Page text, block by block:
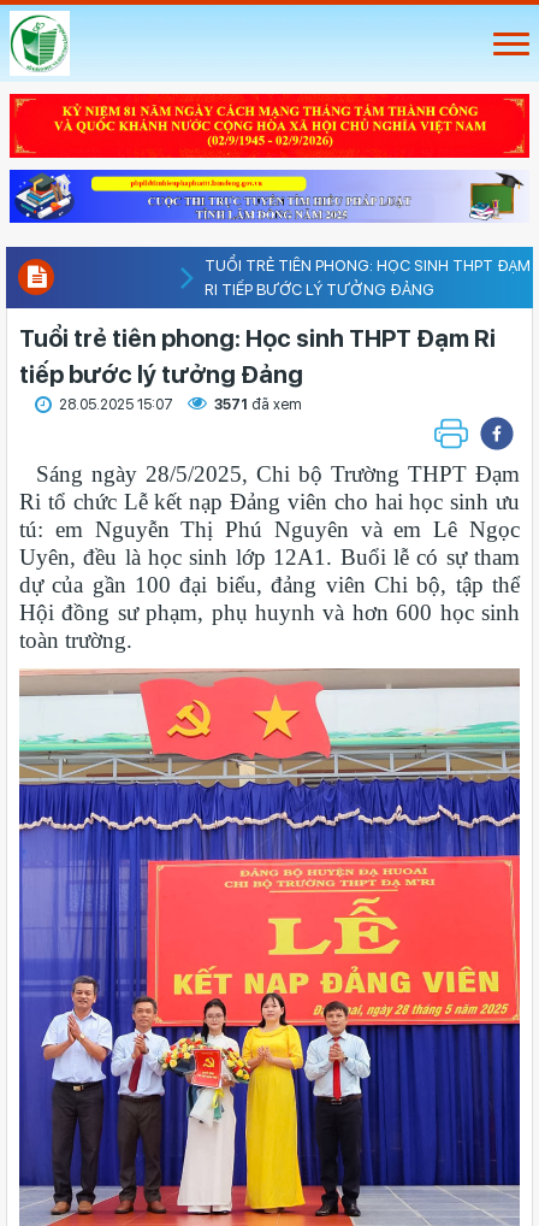
TUỔI TRẺ TIÊN PHONG: HỌC SINH THPT ĐẠM
RI TIẾP BƯỚC LÝ TƯỞNG ĐẢNG
Tuổi trẻ tiên phong: Học sinh THPT Đạm Ri
tiếp bước lý tưởng Đảng
28.05.2025 15:07 3571 đã xem
Sáng ngày 28/5/2025, Chi bộ Trường THPT Đạm
Ri tổ chức Lễ kết nạp Đảng viên cho hai học sinh ưu
tú: em Nguyễn Thị Phú Nguyên và em Lê Ngọc
Uyên, đều là học sinh lớp 12A1. Buổi lễ có sự tham
dự của gần 100 đại biểu, đảng viên Chi bộ, tập thể
Hội đồng sư phạm, phụ huynh và hơn 600 học sinh
toàn trường.